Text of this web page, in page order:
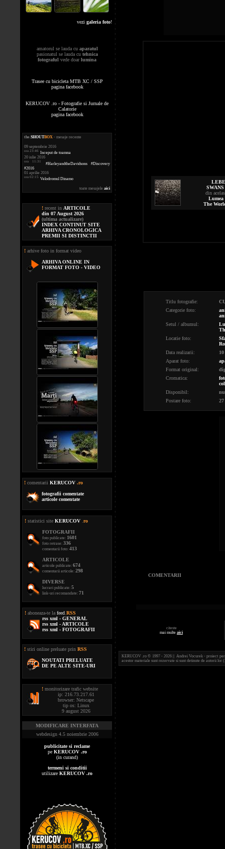
vezi galeria foto!
amatorul se lauda cu aparatul
pasionatul se lauda cu tehnica
fotograful vede doarlumina
Trasee cu bicicleta MTB XC / SSP
pagina facebook
KERUCOV .ro - Fotografie si Jurnale de
Calatorie
pagina facebook
the.SHOUTBOX - mesaje recente
09 septembrie 2016
ora 23:46 Inceput de toamna
20 iulie 2016
ora 11:31
#HarleyandtheDavidsons #Discovery
#2016
01 aprilie 2016
ora 02:15 Velodromul Dinamo
toate mesajele aici
! recent in ARTICOLE
din 07 August 2026
(ultima actualizare)
INDEX CONTINUT SITE
ARHIVA CRONOLOGICA
PREMII SI DISTINCTII
! arhive foto in format video
ARHIVA ONLINE IN
FORMAT FOTO - VIDEO
! comentarii KERUCOV .ro
fotografii comentate
articole comentate
! statistici site KERUCOV ro
FOTOGRAFII
foto publicate: 1601
foto retrase: 336
comentarii foto: 413
ARTICOLE
articole publicate: 674
comentarii articole: 298
DIVERSE
lucrari publicate: 5
link-uri recomandate: 71
! aboneaza-te la feed RSS
rss xml - GENERAL
rss xml - ARTICOLE
rss xml - FOTOGRAFII
! stiri online preluate prin RSS
NOUTATI PRELUATE
DE PE ALTE SITE-URI
! monitorizare trafic website
ip: 216.73.217.61
browser: Netscape
tip os: Linux
9 august 2026
MODIFICARE INTERFATA
webdesign 4.5 noiembrie 2006
publicitate si reclame
pe KERUCOV .ro
(in curand)
termeni si conditii
utilizare KERUCOV .ro
din
Lumea
The
Titlu fotografie:
Categorie foto:
Setul / albumul:
Locatie foto:
Data realizarii:
Aparat foto:
Format original:
Cromatica:
Disponibil:
nu
Postare foto:
27
COMENTARII
citeste
mai multe aici
KERUCOV .ro © 1997 - 2026 || Andrei Vocurek - proiect
acestor materiale sunt rezervate si sunt detinute de autorii